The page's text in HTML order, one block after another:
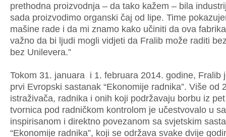
prethodna proizvodnja – da tako kažem – bila
sada proizvodimo organski čaj od lipe. Time
mašine rade i da mi znamo kako učiniti da ova
važno da bi ljudi mogli vidjeti da Fralib može raditi
bez Unilevera.”
Tokom 31. januara i 1. februara 2014. godine, Fralib
prvi Evropski sastanak “Ekonomije radnika”. Više od
istraživača, radnika i onih koji podržavaju borbu iz
tvornica pod radničkom kontrolom je učestvovalo u
inspirisanom i direktno povezanom sa svjetskim
“Ekonomije radnika”, koji se održava svake dvije